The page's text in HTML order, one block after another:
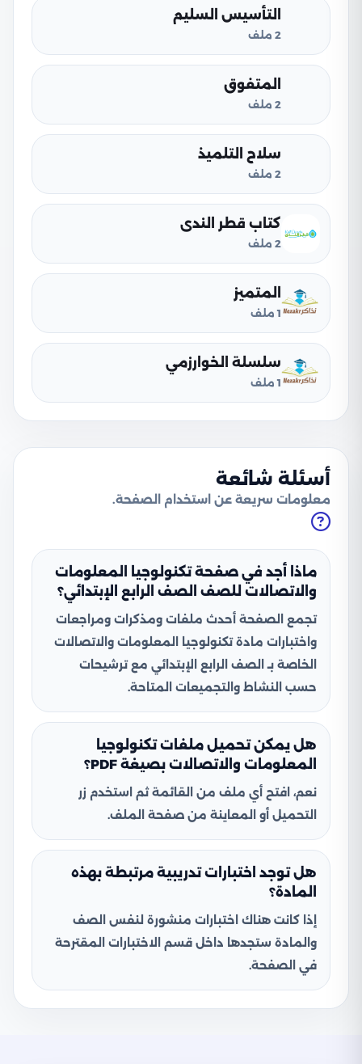
التأسيس السليم
2 ملف
المتفوق
2 ملف
سلاح التلميذ
2 ملف
كتاب قطر الندى
2 ملف
المتميز
1 ملف
سلسلة الخوارزمي
1 ملف
أسئلة شائعة
معلومات سريعة عن استخدام الصفحة.
ماذا أجد في صفحة تكنولوجيا المعلومات
والاتصالات للصف الصف الرابع الإبتدائي؟
تجمع الصفحة أحدث ملفات ومذكرات ومراجعات
واختبارات مادة تكنولوجيا المعلومات والاتصالات
الخاصة بـ الصف الرابع الإبتدائي مع ترشيحات
حسب النشاط والتجميعات المتاحة.
هل يمكن تحميل ملفات تكنولوجيا
المعلومات والاتصالات بصيغة PDF؟
نعم، افتح أي ملف من القائمة ثم استخدم زر
التحميل أو المعاينة من صفحة الملف.
هل توجد اختبارات تدريبية مرتبطة بهذه
المادة؟
إذا كانت هناك اختبارات منشورة لنفس الصف
والمادة ستجدها داخل قسم الاختبارات المقترحة
في الصفحة.